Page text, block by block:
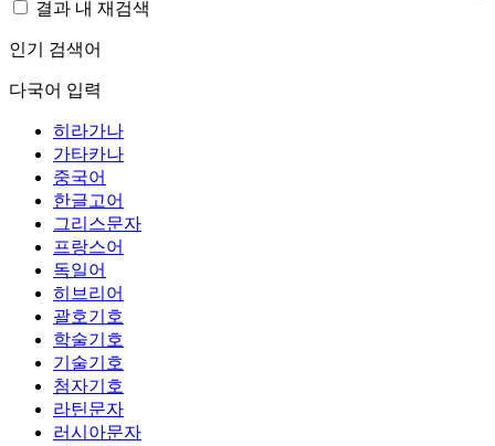
결과 내 재검색
인기 검색어
다국어 입력
히라가나
가타카나
중국어
한글고어
그리스문자
프랑스어
독일어
히브리어
괄호기호
학술기호
기술기호
첨자기호
라틴문자
러시아문자